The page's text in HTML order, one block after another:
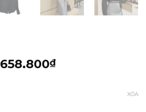
658.800₫
XÓA